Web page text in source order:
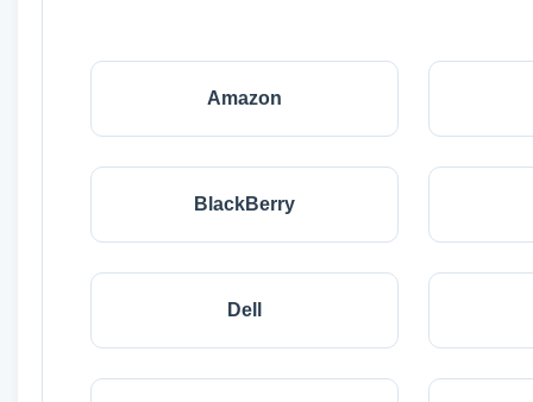
Amazon
BlackBerry
Dell